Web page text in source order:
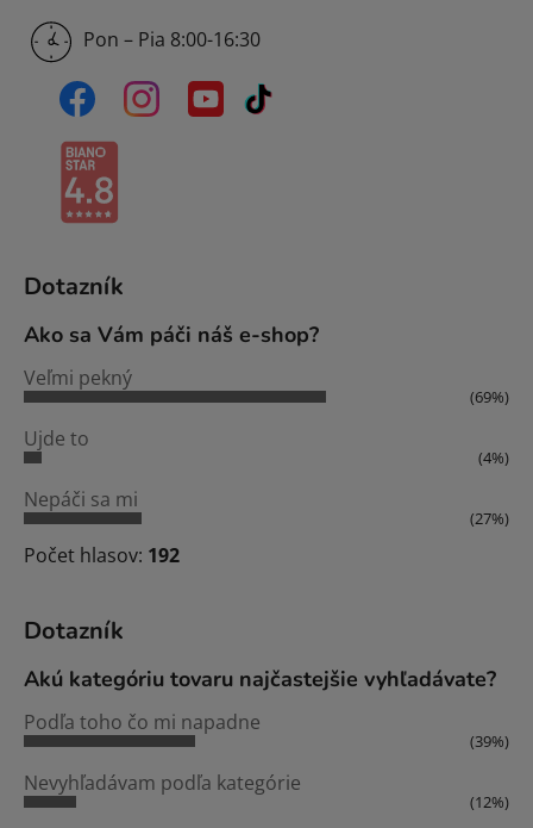
Pon – Pia 8:00-16:30
Dotazník
Ako sa Vám páči náš e-shop?
Veľmi pekný
(69%)
Ujde to
(4%)
Nepáči sa mi
(27%)
Počet hlasov: 192
Dotazník
Akú kategóriu tovaru najčastejšie vyhľadávate?
Podľa toho čo mi napadne
(39%)
Nevyhľadávam podľa kategórie
(12%)